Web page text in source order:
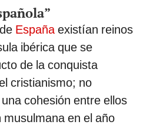
Españaexistían reinos
ibérica que se
de la conquista
cristianismo; no
cohesión entre ellos
en el año